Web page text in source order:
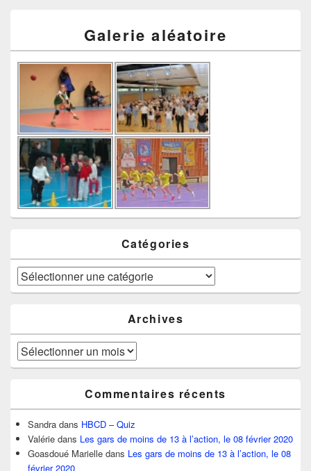
Galerie aléatoire
Catégories
Catégories
Archives
Archives
Commentaires récents
Sandra dans HBCD – Quiz
Valérie dans Les gars de moins de 13 à l’action, le 08 février 2020
Goasdoué Marielle dans Les gars de moins de 13 à l’action, le 08
février 2020